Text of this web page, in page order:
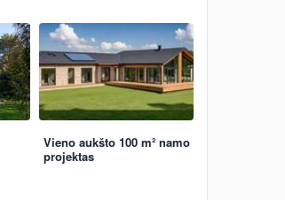
Vieno aukšto 100 m² namo
projektas